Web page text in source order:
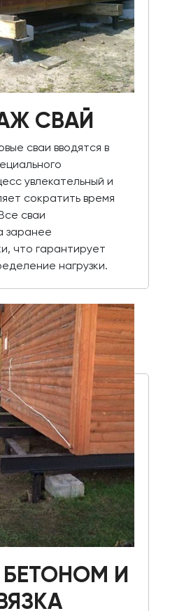
СВАЙ
сваи вводятся в
увлекательный и
сократить время
сваи
заранее
что гарантирует
нагрузки.
И